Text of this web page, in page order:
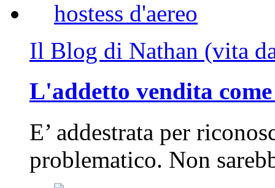
Il Blog di Nathan (vita
L'addetto vendita
E’ addestrata per
problematico. Non